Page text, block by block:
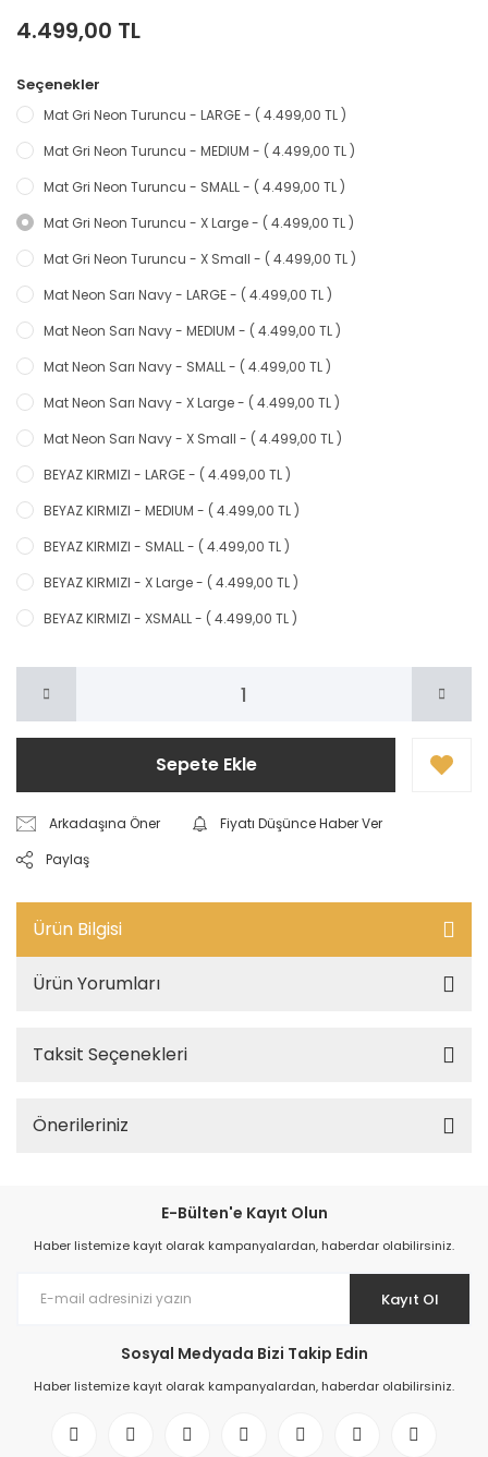
4.499,00 TL
Seçenekler
Mat Gri Neon Turuncu - LARGE - ( 4.499,00 TL )
Mat Gri Neon Turuncu - MEDIUM - ( 4.499,00 TL )
Mat Gri Neon Turuncu - SMALL - ( 4.499,00 TL )
Mat Gri Neon Turuncu - X Large - ( 4.499,00 TL )
Mat Gri Neon Turuncu - X Small - ( 4.499,00 TL )
Mat Neon Sarı Navy - LARGE - ( 4.499,00 TL )
Mat Neon Sarı Navy - MEDIUM - ( 4.499,00 TL )
Mat Neon Sarı Navy - SMALL - ( 4.499,00 TL )
Mat Neon Sarı Navy - X Large - ( 4.499,00 TL )
Mat Neon Sarı Navy - X Small - ( 4.499,00 TL )
BEYAZ KIRMIZI - LARGE - ( 4.499,00 TL )
BEYAZ KIRMIZI - MEDIUM - ( 4.499,00 TL )
BEYAZ KIRMIZI - SMALL - ( 4.499,00 TL )
BEYAZ KIRMIZI - X Large - ( 4.499,00 TL )
BEYAZ KIRMIZI - XSMALL - ( 4.499,00 TL )
Sepete Ekle
Arkadaşına Öner
Fiyatı Düşünce Haber Ver
Paylaş
Ürün Bilgisi
Ürün Yorumları
Taksit Seçenekleri
Önerileriniz
E-Bülten'e Kayıt Olun
Haber listemize kayıt olarak kampanyalardan, haberdar olabilirsiniz.
Kayıt Ol
Sosyal Medyada Bizi Takip Edin
Haber listemize kayıt olarak kampanyalardan, haberdar olabilirsiniz.